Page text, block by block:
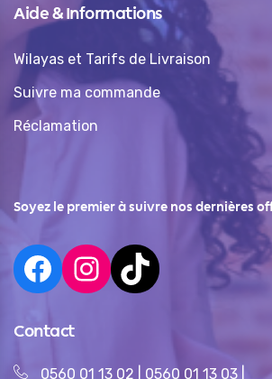
Aide & Informations
Wilayas et Tarifs de Livraison
Suivre ma commande
Réclamation
Soyez le premier à suivre nos dernières
Contact
0560 01 13 02 0560 01 13 03